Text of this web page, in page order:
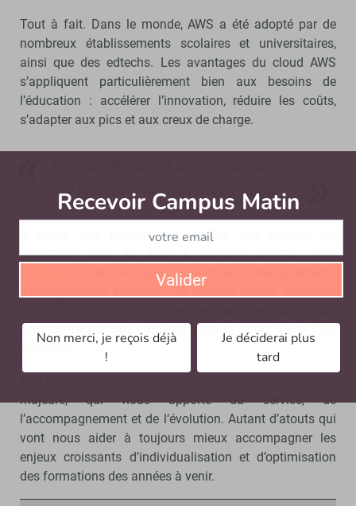
Tout à fait. Dans le monde, AWS a été adopté par de
nombreux établissements scolaires et universitaires,
ainsi que des edtechs. Les avantages du cloud AWS
s’appliquent particulièrement bien aux besoins de
l’éducation : accélérer l’innovation, réduire les coûts,
s’adapter aux pics et aux creux de charge.
partenaire d’importance majeure
Il existe des programmes dédiés aux start-up de
l’éducation, pour les aider à démarrer commeAWS
. Ou encore, pour donner aux établissements
certifications et aux carrières dans le cloud, il y a
majeure, qui nous apporte du service, de
l’accompagnement et de l‘évolution. Autant d’atouts qui
vont nous aider à toujours mieux accompagner les
enjeux croissants d’individualisation et d’optimisation
des formations des années à venir.
Recevoir Campus Matin
Valider
Non merci, je reçois déjà
!
Je déciderai plus
tard